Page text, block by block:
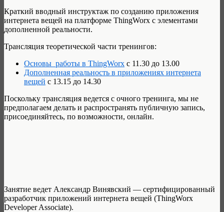
Краткий вводный инструктаж по созданию приложения
интернета вещей на платформе ThingWorx с элементами
дополненной реальности.
Трансляция теоретической части тренингов:
Основы работы в ThingWorx с 11.30 до 13.00
Дополненная реальность в приложениях интернета
вещей с 13.15 до 14.30
Поскольку трансляция ведется с очного тренинга, мы не
предполагаем делать и распространять публичную запись,
присоединяйтесь, по возможности, онлайн.
Занятие ведет Александр Винявский — сертифицированный
разработчик приложений интернета вещей (ThingWorx
Developer Associate).